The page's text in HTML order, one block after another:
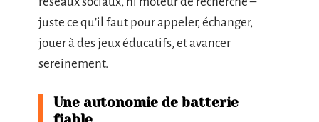
juste ce qu’il faut pour appeler, échanger,
jouer à des jeux éducatifs, et avancer
sereinement.
Une autonomie de batterie